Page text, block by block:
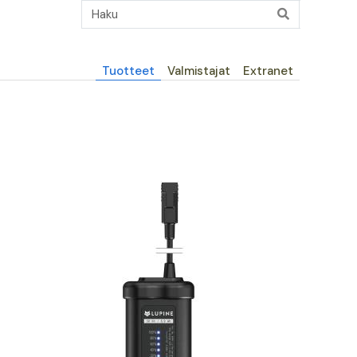
Päävalikko
Tuotteet Valmistajat Extranet